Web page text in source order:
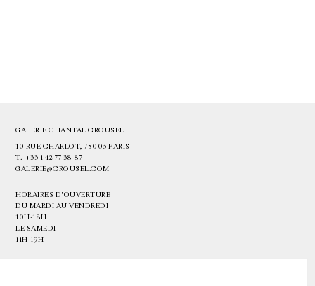
GALERIE CHANTAL CROUSEL
10 RUE CHARLOT, 75003 PARIS
T. +33 1 42 77 38 87
GALERIE@CROUSEL.COM
HORAIRES D'OUVERTURE
DU MARDI AU VENDREDI
10H-18H
LE SAMEDI
11H-19H